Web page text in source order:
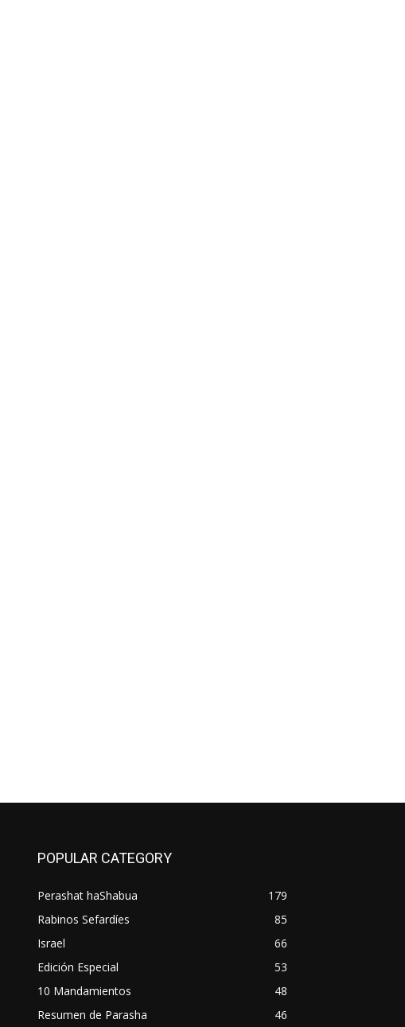
POPULAR CATEGORY
Perashat haShabua
179
Rabinos Sefardíes
85
Israel
66
Edición Especial
53
10 Mandamientos
48
Resumen de Parasha
46